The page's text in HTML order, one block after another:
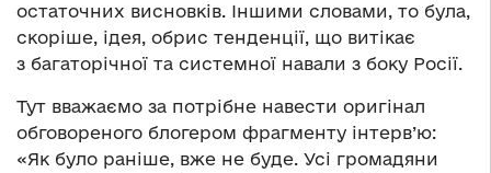
остаточних висновків. Іншими словами, то була,
скоріше, ідея, обрис тенденції, що витікає
з багаторічної та системної навали з боку Росії.
Тут вважаємо за потрібне навести оригінал
обговореного блогером фрагменту інтерв’ю:
«Як було раніше, вже не буде. Усі громадяни